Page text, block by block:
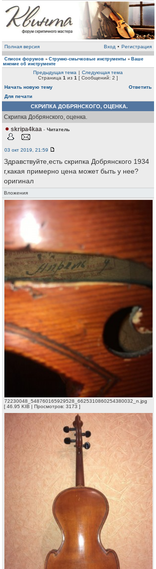
Полная версия Вход • Регистрация
Список форумов » Струнно-смычковые инструменты » Ваше
мнение об инструменте
Предыдущая тема | Следующая тема
Страница 1 из 1 [ Сообщений: 2 ]
Начать новую тему
Ответить
Для печати
СКРИПКА ДОБРЯНСКОГО, ОЦЕНКА.
Скрипка Добрянского, оценка.
skripa4kaa - Читатель
03 окт 2019, 21:59
Здравствуйте,есть скрипка Добрянского 1934
г,какая примерно цена может быть у нее?
оригинал
Вложения
72230048_548760165929528_6625310860254380032_n.jpg
[ 46.95 KIB | Просмотров: 3173 ]